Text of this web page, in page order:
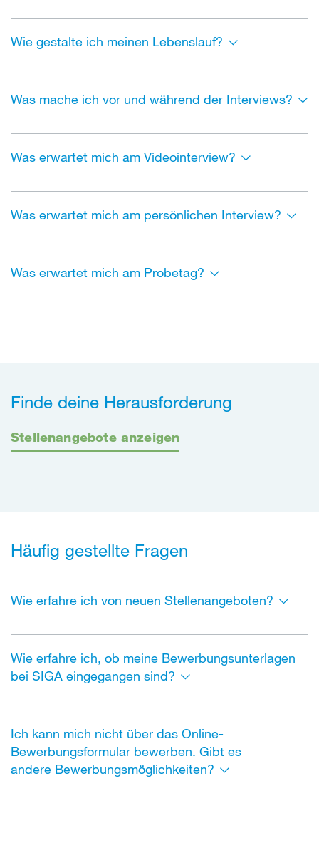
Wie gestalte ich meinen Lebenslauf?
Was mache ich vor und während der Interviews?
Was erwartet mich am Videointerview?
Was erwartet mich am persönlichen Interview?
Was erwartet mich am Probetag?
Finde deine Herausforderung
Stellenangebote anzeigen
Häufig gestellte Fragen
Wie erfahre ich von neuen Stellenangeboten?
Wie erfahre ich, ob meine Bewerbungsunterlagen
bei SIGA eingegangen sind?
Ich kann mich nicht über das Online-
Bewerbungsformular bewerben. Gibt es
andere Bewerbungsmöglichkeiten?